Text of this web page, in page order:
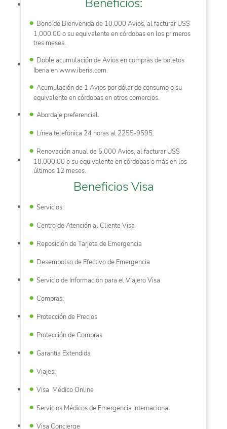
Bono de Bienvenida de 10,000 Avios, al facturar US$
1,000.00 o su equivalente en córdobas en los primeros
tres meses.
Doble acumulación de Avios en compras de boletos
Iberia en www.iberia.com.
Acumulación de 1 Avios por dólar de consumo o su
equivalente en córdobas en otros comercios.
Abordaje preferencial.
Línea telefónica 24 horas al 2255-9595.
Renovación anual de 5,000 Avios, al facturar US$
18,000.00 o su equivalente en córdobas o más en los
últimos 12 meses.
Beneficios Visa
Servicios:
Centro de Atención al Cliente Visa
Reposición de Tarjeta de Emergencia
Desembolso de Efectivo de Emergencia
Servicio de Información para el Viajero Visa
Compras:
Protección de Precios
Protección de Compras
Garantía Extendida
Viajes:
Visa Médico Online
Servicios Médicos de Emergencia Internacional
Visa Concierge